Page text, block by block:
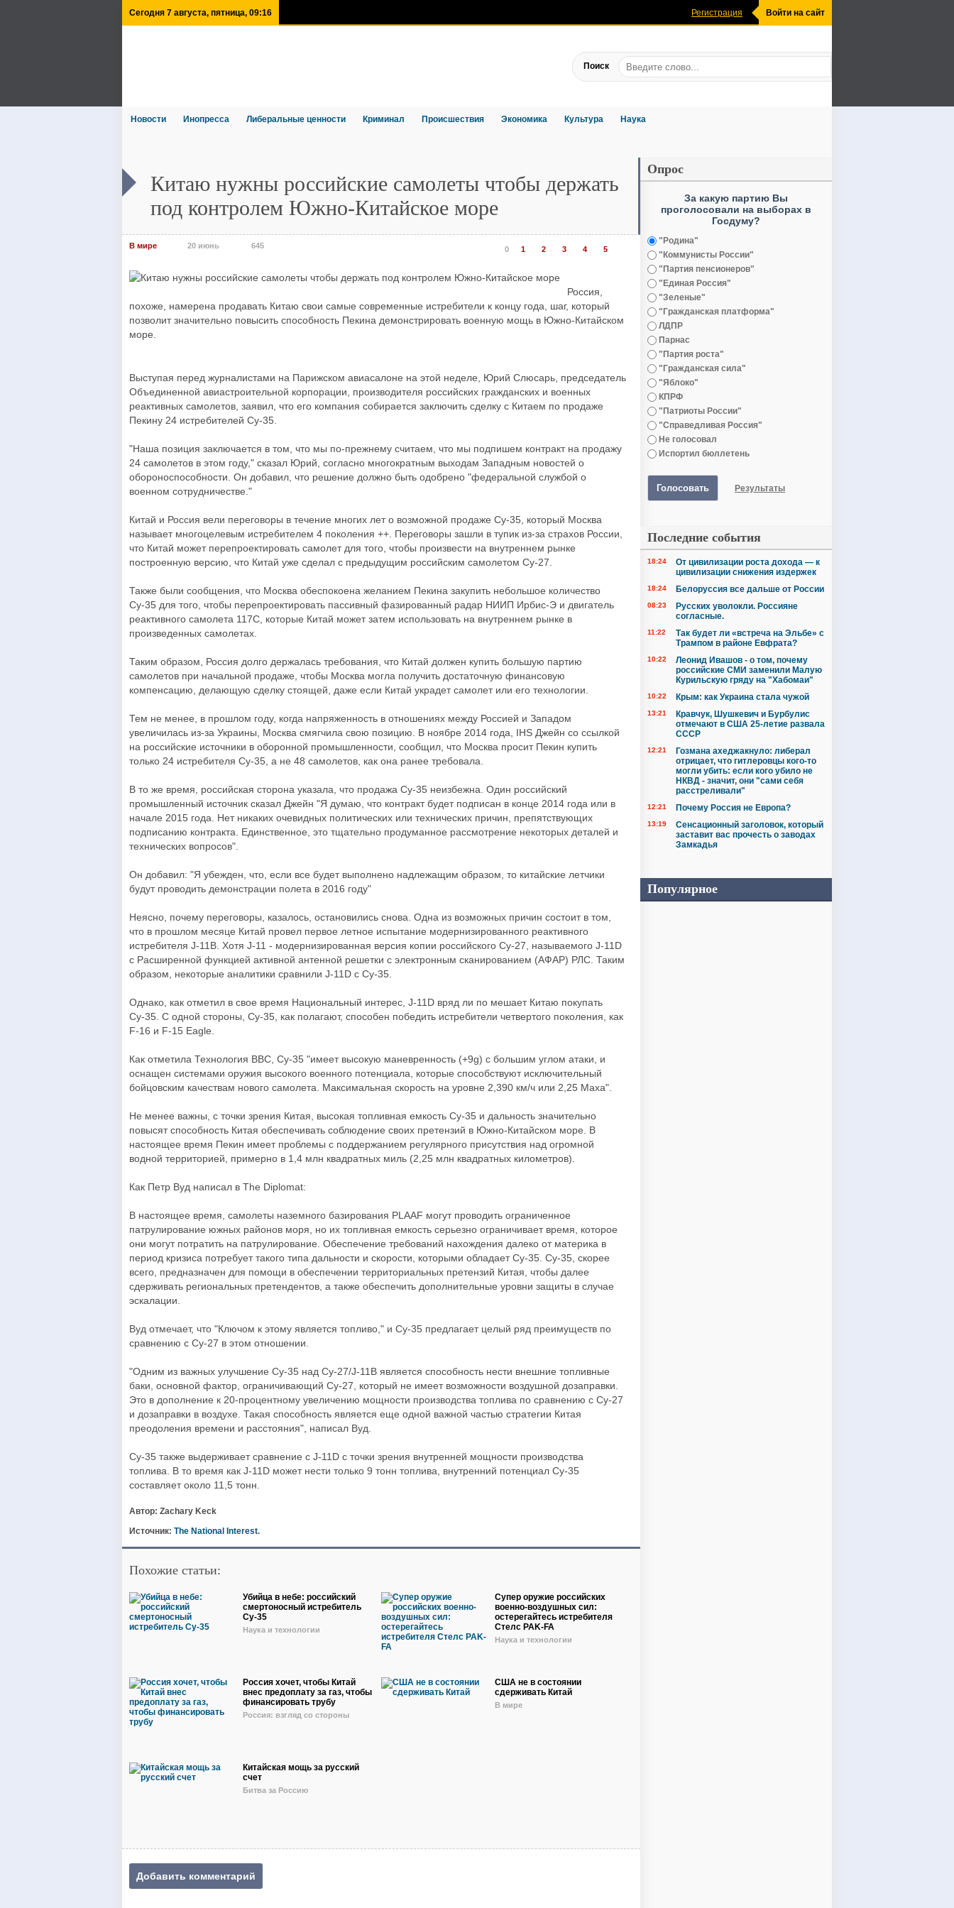
Сегодня 7 августа, пятница, 09:16 Регистрация Войти на сайт
Поиск
Новости Инопресса Либеральные ценности Криминал Происшествия Экономика Культура Наука
Китаю нужны российские самолеты чтобы держать
под контролем Южно-Китайское море
В мире 20 июнь 645 0 1 2 3 4 5
Россия,
похоже, намерена продавать Китаю свои самые современные истребители к концу года, шаг, который
позволит значительно повысить способность Пекина демонстрировать военную мощь в Южно-Китайском
море.
Выступая перед журналистами на Парижском авиасалоне на этой неделе, Юрий Слюсарь, председатель
Объединенной авиастроительной корпорации, производителя российских гражданских и военных
реактивных самолетов, заявил, что его компания собирается заключить сделку с Китаем по продаже
Пекину 24 истребителей Су-35.
"Наша позиция заключается в том, что мы по-прежнему считаем, что мы подпишем контракт на продажу
24 самолетов в этом году," сказал Юрий, согласно многократным выходам Западным новостей о
обороноспособности. Он добавил, что решение должно быть одобрено "федеральной службой о
военном сотрудничестве."
Китай и Россия вели переговоры в течение многих лет о возможной продаже Су-35, который Москва
называет многоцелевым истребителем 4 поколения ++. Переговоры зашли в тупик из-за страхов России,
что Китай может перепроектировать самолет для того, чтобы произвести на внутреннем рынке
построенную версию, что Китай уже сделал с предыдущим российским самолетом Су-27.
Также были сообщения, что Москва обеспокоена желанием Пекина закупить небольшое количество
Су-35 для того, чтобы перепроектировать пассивный фазированный радар НИИП Ирбис-Э и двигатель
реактивного самолета 117С, которые Китай может затем использовать на внутреннем рынке в
произведенных самолетах.
Таким образом, Россия долго держалась требования, что Китай должен купить большую партию
самолетов при начальной продаже, чтобы Москва могла получить достаточную финансовую
компенсацию, делающую сделку стоящей, даже если Китай украдет самолет или его технологии.
Тем не менее, в прошлом году, когда напряженность в отношениях между Россией и Западом
увеличилась из-за Украины, Москва смягчила свою позицию. В ноябре 2014 года, IHS Джейн со ссылкой
на российские источники в оборонной промышленности, сообщил, что Москва просит Пекин купить
только 24 истребителя Су-35, а не 48 самолетов, как она ранее требовала.
В то же время, российская сторона указала, что продажа Су-35 неизбежна. Один российский
промышленный источник сказал Джейн "Я думаю, что контракт будет подписан в конце 2014 года или в
начале 2015 года. Нет никаких очевидных политических или технических причин, препятствующих
подписанию контракта. Единственное, это тщательно продуманное рассмотрение некоторых деталей и
технических вопросов".
Он добавил: "Я убежден, что, если все будет выполнено надлежащим образом, то китайские летчики
будут проводить демонстрации полета в 2016 году"
Неясно, почему переговоры, казалось, остановились снова. Одна из возможных причин состоит в том,
что в прошлом месяце Китай провел первое летное испытание модернизированного реактивного
истребителя J-11B. Хотя J-11 - модернизированная версия копии российского Су-27, называемого J-11D
с Расширенной функцией активной антенной решетки с электронным сканированием (АФАР) РЛС. Таким
образом, некоторые аналитики сравнили J-11D с Су-35.
Однако, как отметил в свое время Национальный интерес, J-11D вряд ли по мешает Китаю покупать
Су-35. С одной стороны, Су-35, как полагают, способен победить истребители четвертого поколения, как
F-16 и F-15 Eagle.
Как отметила Технология ВВС, Су-35 "имеет высокую маневренность (+9g) с большим углом атаки, и
оснащен системами оружия высокого военного потенциала, которые способствуют исключительный
бойцовским качествам нового самолета. Максимальная скорость на уровне 2,390 км/ч или 2,25 Маха".
Не менее важны, с точки зрения Китая, высокая топливная емкость Су-35 и дальность значительно
повысят способность Китая обеспечивать соблюдение своих претензий в Южно-Китайском море. В
настоящее время Пекин имеет проблемы с поддержанием регулярного присутствия над огромной
водной территорией, примерно в 1,4 млн квадратных миль (2,25 млн квадратных километров).
Как Петр Вуд написал в The Diplomat:
В настоящее время, самолеты наземного базирования PLAAF могут проводить ограниченное
патрулирование южных районов моря, но их топливная емкость серьезно ограничивает время, которое
они могут потратить на патрулирование. Обеспечение требований нахождения далеко от материка в
период кризиса потребует такого типа дальности и скорости, которыми обладает Су-35. Су-35, скорее
всего, предназначен для помощи в обеспечении территориальных претензий Китая, чтобы далее
сдерживать региональных претендентов, а также обеспечить дополнительные уровни защиты в случае
эскалации.
Вуд отмечает, что "Ключом к этому является топливо," и Су-35 предлагает целый ряд преимуществ по
сравнению с Су-27 в этом отношении.
"Одним из важных улучшение Су-35 над Су-27/J-11B является способность нести внешние топливные
баки, основной фактор, ограничивающий Су-27, который не имеет возможности воздушной дозаправки.
Это в дополнение к 20-процентному увеличению мощности производства топлива по сравнению с Су-27
и дозаправки в воздухе. Такая способность является еще одной важной частью стратегии Китая
преодоления времени и расстояния", написал Вуд.
Су-35 также выдерживает сравнение с J-11D с точки зрения внутренней мощности производства
топлива. В то время как J-11D может нести только 9 тонн топлива, внутренний потенциал Су-35
составляет около 11,5 тонн.
Автор: Zachary Keck
Источник: The National Interest.
Похожие статьи:
Убийца в небе: российский
смертоносный истребитель
Су-35
Наука и технологии
Супер оружие российских
военно-воздушных сил:
остерегайтесь истребителя
Стелс PAK-FA
Наука и технологии
Россия хочет, чтобы Китай
внес предоплату за газ, чтобы
финансировать трубу
Россия: взгляд со стороны
США не в состоянии
сдерживать Китай
В мире
Китайская мощь за русский
счет
Битва за Россию
Добавить комментарий
Опрос
За какую партию Вы
проголосовали на выборах в
Госдуму?
"Родина"
"Коммунисты России"
"Партия пенсионеров"
"Единая Россия"
"Зеленые"
"Гражданская платформа"
ЛДПР
Парнас
"Партия роста"
"Гражданская сила"
"Яблоко"
КПРФ
"Патриоты России"
"Справедливая Россия"
Не голосовал
Испортил бюллетень
Голосовать Результаты
Последние события
18:24
От цивилизации роста дохода — к
цивилизации снижения издержек
18:24 Белоруссия все дальше от России
08:23
Русских уволокли. Россияне
согласные.
11:22
Так будет ли «встреча на Эльбе» с
Трампом в районе Евфрата?
10:22
Леонид Ивашов - о том, почему
российские СМИ заменили Малую
Курильскую гряду на "Хабомаи"
10:22 Крым: как Украина стала чужой
13:21
Кравчук, Шушкевич и Бурбулис
отмечают в США 25-летие развала
СССР
12:21
Гозмана ахеджакнуло: либерал
отрицает, что гитлеровцы кого-то
могли убить: если кого убило не
НКВД - значит, они "сами себя
расстреливали"
12:21 Почему Россия не Европа?
13:19
Сенсационный заголовок, который
заставит вас прочесть о заводах
Замкадья
Популярное